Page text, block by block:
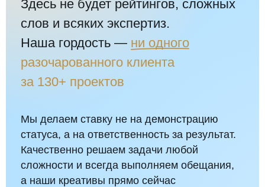
Здесь не будет рейтингов, сложных
слов и всяких экспертиз.
Наша гордость — ни одного
разочарованного клиента
за 130+ проектов
Мы делаем ставку не на демонстрацию
статуса, а на ответственность за результат.
Качественно решаем задачи любой
сложности и всегда выполняем обещания,
а наши креативы прямо сейчас
Услуги и кейсы